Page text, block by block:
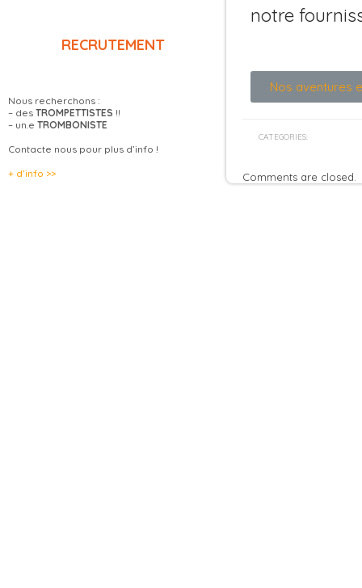
RECRUTEMENT
Nous recherchons :
– des TROMPETTISTES !!
– un.e TROMBONISTE
Contacte nous pour plus d’info !
+ d’info >>
notre
Nos aventures
CATEGORIES:
Comments are closed.